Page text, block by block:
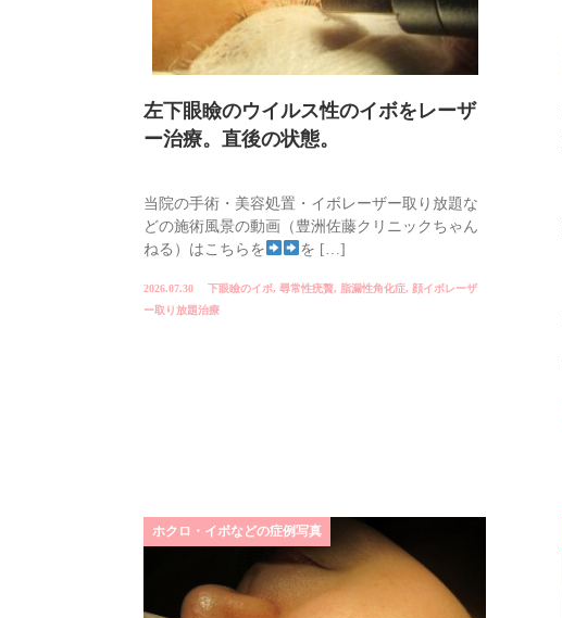
左下眼瞼のウイルス性のイボをレーザ
ー治療。直後の状態。
当院の手術・美容処置・イボレーザー取り放題な
どの施術風景の動画（豊洲佐藤クリニックちゃん
ねる）はこちらを
を […]
2026.07.30 下眼瞼のイボ, 尋常性疣贅, 脂漏性角化症, 顔イボレーザ
ー取り放題治療
ホクロ・イボなどの症例写真